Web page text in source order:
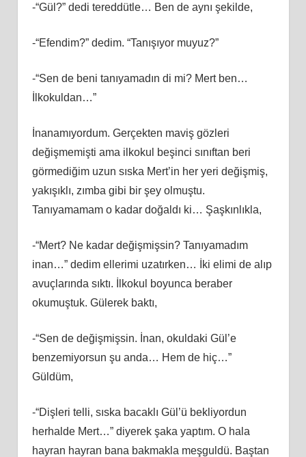
-“Gül?” dedi tereddütle… Ben de aynı şekilde,
-“Efendim?” dedim. “Tanışıyor muyuz?”
-“Sen de beni tanıyamadın di mi? Mert ben…
İlkokuldan…”
İnanamıyordum. Gerçekten maviş gözleri
değişmemişti ama ilkokul beşinci sınıftan beri
görmediğim uzun sıska Mert’in her yeri değişmiş,
yakışıklı, zımba gibi bir şey olmuştu.
Tanıyamamam o kadar doğaldı ki… Şaşkınlıkla,
-“Mert? Ne kadar değişmişsin? Tanıyamadım
inan…” dedim ellerimi uzatırken… İki elimi de alıp
avuçlarında sıktı. İlkokul boyunca beraber
okumuştuk. Gülerek baktı,
-“Sen de değişmişsin. İnan, okuldaki Gül’e
benzemiyorsun şu anda… Hem de hiç…”
Güldüm,
-“Dişleri telli, sıska bacaklı Gül’ü bekliyordun
herhalde Mert…” diyerek şaka yaptım. O hala
hayran hayran bana bakmakla meşguldü. Baştan